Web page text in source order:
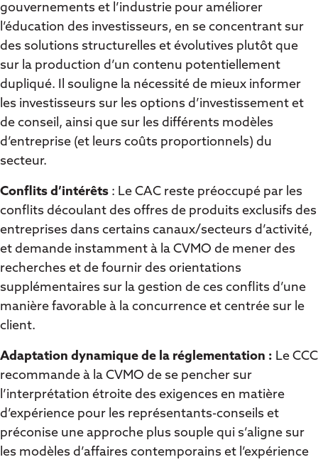
gouvernements et l’industrie pour améliorer
l’éducation des investisseurs, en se concentrant sur
des solutions structurelles et évolutives plutôt que
sur la production d’un contenu potentiellement
dupliqué. Il souligne la nécessité de mieux informer
les investisseurs sur les options d’investissement et
de conseil, ainsi que sur les différents modèles
d’entreprise (et leurs coûts proportionnels) du
secteur.
Conflits d’intérêts : Le CAC reste préoccupé par les
conflits découlant des offres de produits exclusifs des
entreprises dans certains canaux/secteurs d’activité,
et demande instamment à la CVMO de mener des
recherches et de fournir des orientations
supplémentaires sur la gestion de ces conflits d’une
manière favorable à la concurrence et centrée sur le
client.
Adaptation dynamique de la réglementation : Le CCC
recommande à la CVMO de se pencher sur
l’interprétation étroite des exigences en matière
d’expérience pour les représentants-conseils et
préconise une approche plus souple qui s’aligne sur
les modèles d’affaires contemporains et l’expérience